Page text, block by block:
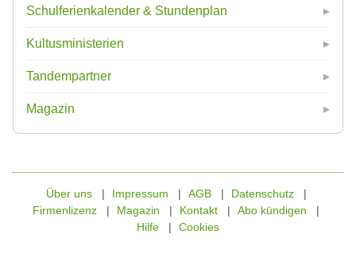
Schulferienkalender & Stundenplan
Kultusministerien
Tandempartner
Magazin
Über uns Impressum AGB
Datenschutz
Firmenlizenz
Magazin Kontakt
Abo kündigen
Hilfe
Cookies